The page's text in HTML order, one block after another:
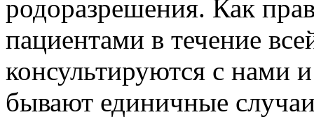
родоразрешения. Как
пациентами в течение
консультируются с нами
бывают единичные